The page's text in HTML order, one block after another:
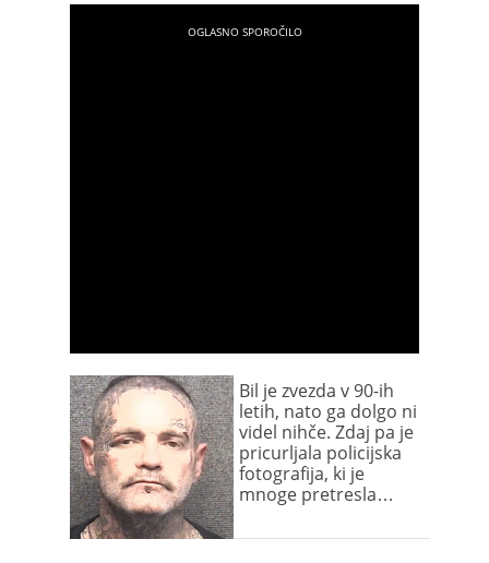
Bil je zvezda v 90-ih
letih, nato ga dolgo ni
videl nihče. Zdaj pa je
pricurljala policijska
fotografija, ki je
mnoge pretresla…